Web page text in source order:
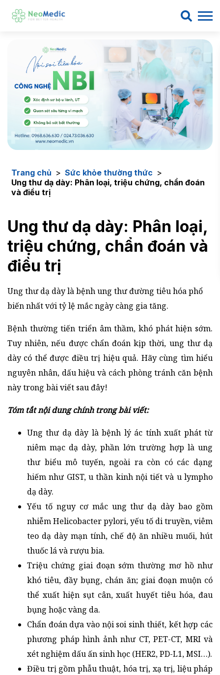
Trang chủ > Sức khỏe thường thức >
Ung thư dạ dày: Phân loại, triệu chứng, chẩn đoán
và điều trị
Ung thư dạ dày: Phân loại,
triệu chứng, chẩn đoán và
điều trị
Ung thư dạ dày là bệnh ung thư đường tiêu hóa phổ
biến nhất với tỷ lệ mắc ngày càng gia tăng.
Bệnh thường tiến triển âm thầm, khó phát hiện sớm.
Tuy nhiên, nếu được chẩn đoán kịp thời, ung thư dạ
dày có thể được điều trị hiệu quả. Hãy cùng tìm hiểu
nguyên nhân, dấu hiệu và cách phòng tránh căn bệnh
này trong bài viết sau đây!
Tóm tắt nội dung chính trong bài viết:
Ung thư dạ dày là bệnh lý ác tính xuất phát từ
niêm mạc dạ dày, phần lớn trường hợp là ung
thư biểu mô tuyến, ngoài ra còn có các dạng
hiếm như GIST, u thần kinh nội tiết và u lympho
dạ dày.
Yếu tố nguy cơ mắc ung thư dạ dày bao gồm
nhiễm Helicobacter pylori, yếu tố di truyền, viêm
teo dạ dày mạn tính, chế độ ăn nhiều muối, hút
thuốc lá và rượu bia.
Triệu chứng giai đoạn sớm thường mơ hồ như
khó tiêu, đầy bụng, chán ăn; giai đoạn muộn có
thể xuất hiện sụt cân, xuất huyết tiêu hóa, đau
bụng hoặc vàng da.
Chẩn đoán dựa vào nội soi sinh thiết, kết hợp các
phương pháp hình ảnh như CT, PET-CT, MRI và
xét nghiệm dấu ấn sinh học (HER2, PD-L1, MSI…).
Điều trị gồm phẫu thuật, hóa trị, xạ trị, liệu pháp